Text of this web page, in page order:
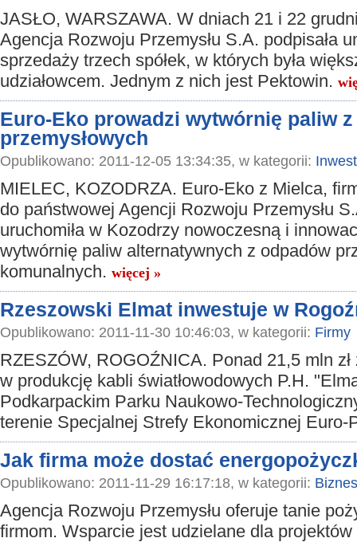
JASŁO, WARSZAWA. W dniach 21 i 22
Agencja Rozwoju Przemysłu S.A. podpisała
sprzedaży trzech spółek, w których była
udziałowcem. Jednym z nich jest Pektowin.
Euro-Eko prowadzi wytwórnię paliw
przemysłowych
Opublikowano: 2011-12-05 13:34:35, w kategorii:
MIELEC, KOZODRZA. Euro-Eko z Mielca,
do państwowej Agencji Rozwoju Przemysłu
uruchomiła w Kozodrzy nowoczesną i
wytwórnię paliw alternatywnych z odpadów
komunalnych. więcej »
Rzeszowski Elmat inwestuje w
Opublikowano: 2011-11-30 10:46:03, w kategorii: Firmy
RZESZÓW, ROGOŹNICA. Ponad 21,5 mln
w produkcję kabli światłowodowych P.H.
Podkarpackim Parku Naukowo-
terenie Specjalnej Strefy Ekonomicznej
Jak firma może dostać
Opublikowano: 2011-11-29 16:17:18, w kategorii: Biznes
Agencja Rozwoju Przemysłu oferuje tanie
firmom. Wsparcie jest udzielane dla